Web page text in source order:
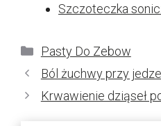
Szczoteczka
Kategorie
Pasty Do Zebow
Ból żuchwy przy
Krwawienie dziąseł